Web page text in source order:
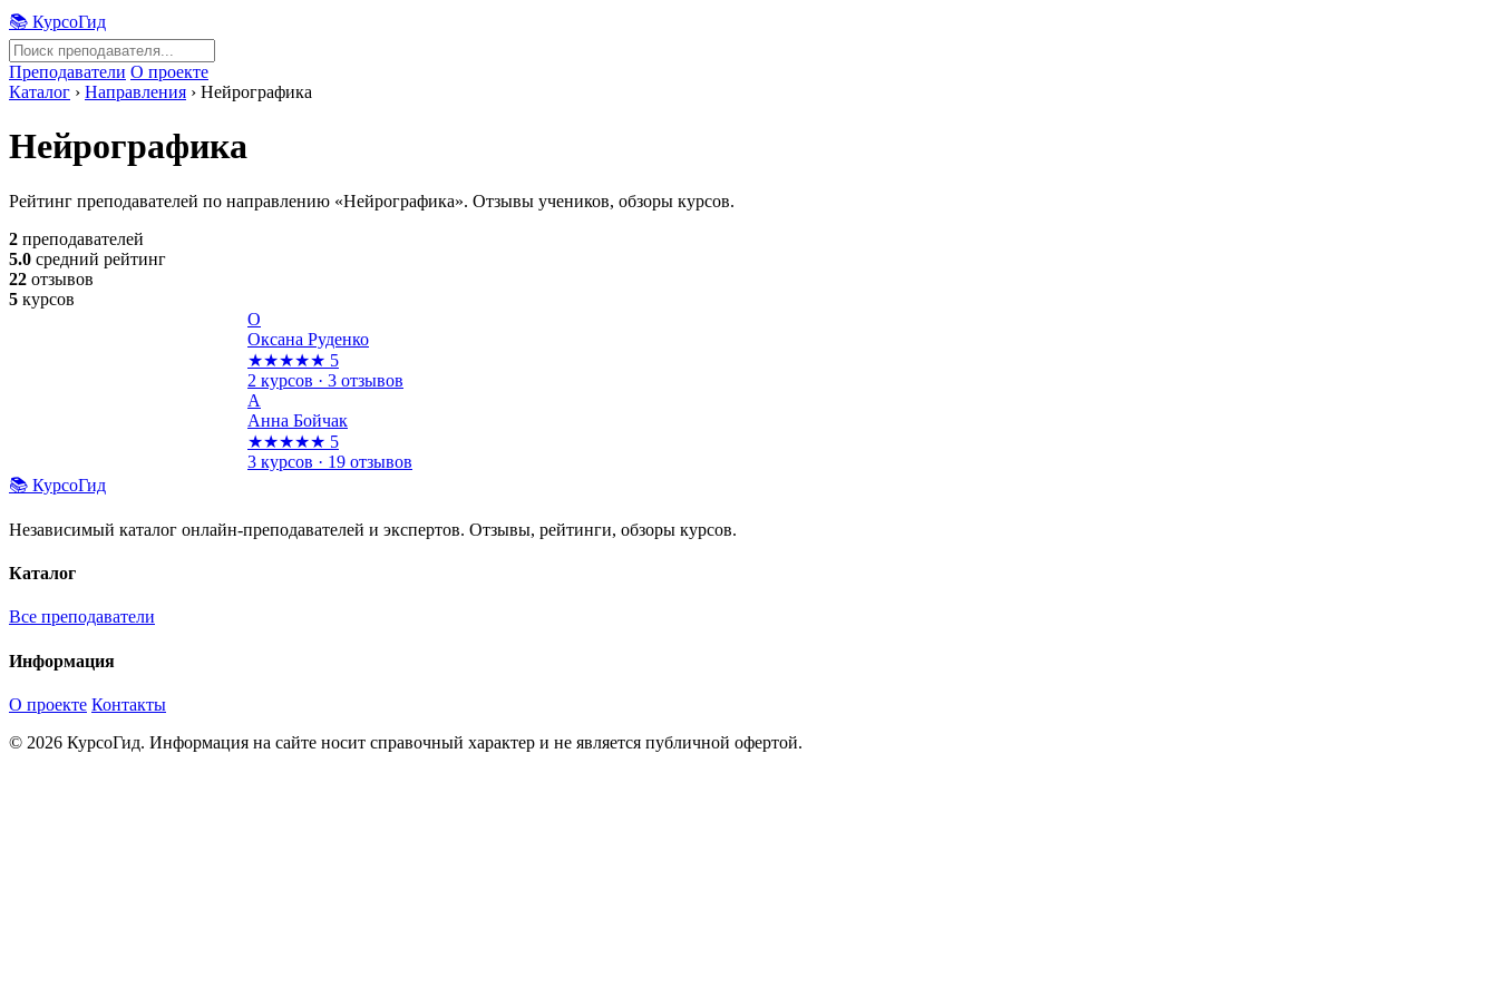
📚 КурсоГид
Преподаватели О проекте
Каталог › Направления › Нейрографика
Нейрографика
Рейтинг преподавателей по направлению «Нейрографика». Отзывы учеников, обзоры курсов.
2 преподавателей
5.0 средний рейтинг
22 отзывов
5 курсов
О
Оксана Руденко
★★★★★ 5
2 курсов · 3 отзывов
А
Анна Бойчак
★★★★★ 5
3 курсов · 19 отзывов
📚 КурсоГид
Независимый каталог онлайн-преподавателей и экспертов. Отзывы, рейтинги, обзоры курсов.
Каталог
Все преподаватели
Информация
О проекте Контакты
© 2026 КурсоГид. Информация на сайте носит справочный характер и не является публичной офертой.